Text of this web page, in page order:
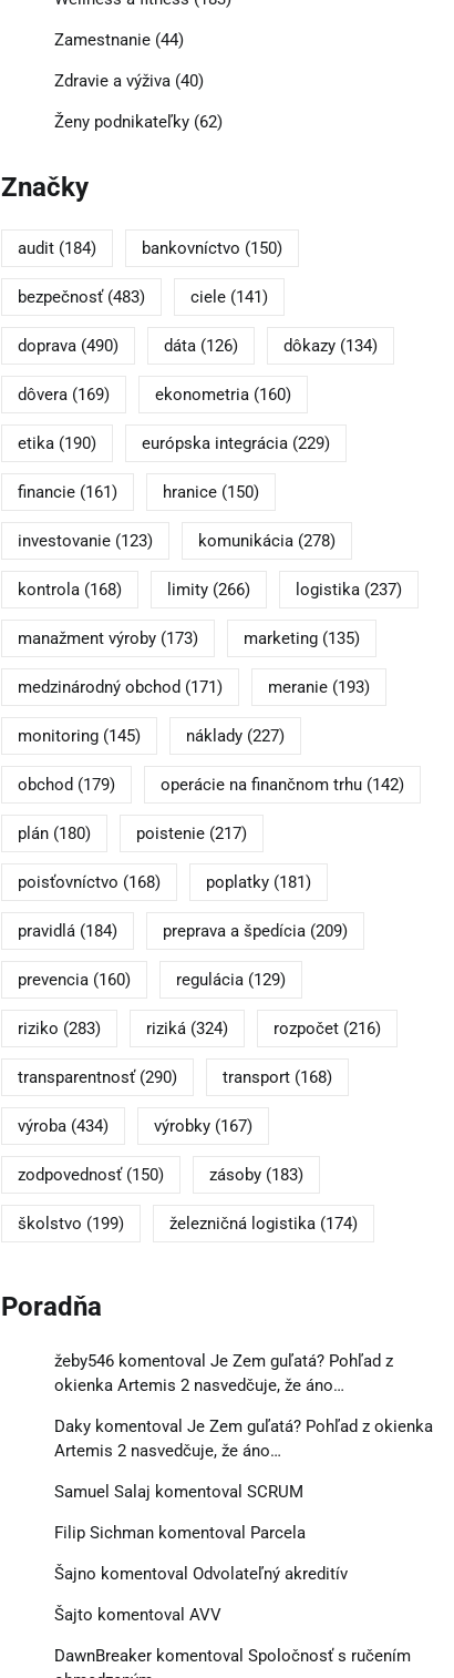
Zamestnanie(44)
Zdravie a výživa(40)
Ženy podnikateľky(62)
Značky
audit(184) bankovníctvo (150)
bezpečnosť(483) ciele(141)
doprava(490) dáta(126) dôkazy(134)
dôvera(169) ekonometria(160)
etika(190) európska integrácia(229)
financie(161) hranice(150)
investovanie(123) komunikácia(278)
kontrola(168) limity(266) logistika(237)
manažment výroby(173) marketing(135)
medzinárodný obchod (171) meranie(193)
monitoring(145) náklady(227)
obchod (179) operácie na finančnom trhu(142)
plán(180) poistenie(217)
poisťovníctvo (168) poplatky(181)
pravidlá(184) preprava a špedícia(209)
prevencia(160) regulácia(129)
riziko (283) riziká(324) rozpočet(216)
transparentnosť(290) transport(168)
výroba(434) výrobky(167)
zodpovednosť(150) zásoby(183)
školstvo (199) železničná logistika(174)
Poradňa
žeby546komentoval Je Zem guľatá? Pohľad z
okienka Artemis 2 nasvedčuje, že áno…
Dakykomentoval Je Zem guľatá? Pohľad z okienka
Artemis 2 nasvedčuje, že áno…
Samuel Salaj komentoval SCRUM
Filip Sichmankomentoval Parcela
Šajno komentoval Odvolateľný akreditív
Šajto komentoval AVV
DawnBreakerkomentoval Spoločnosť s ručením